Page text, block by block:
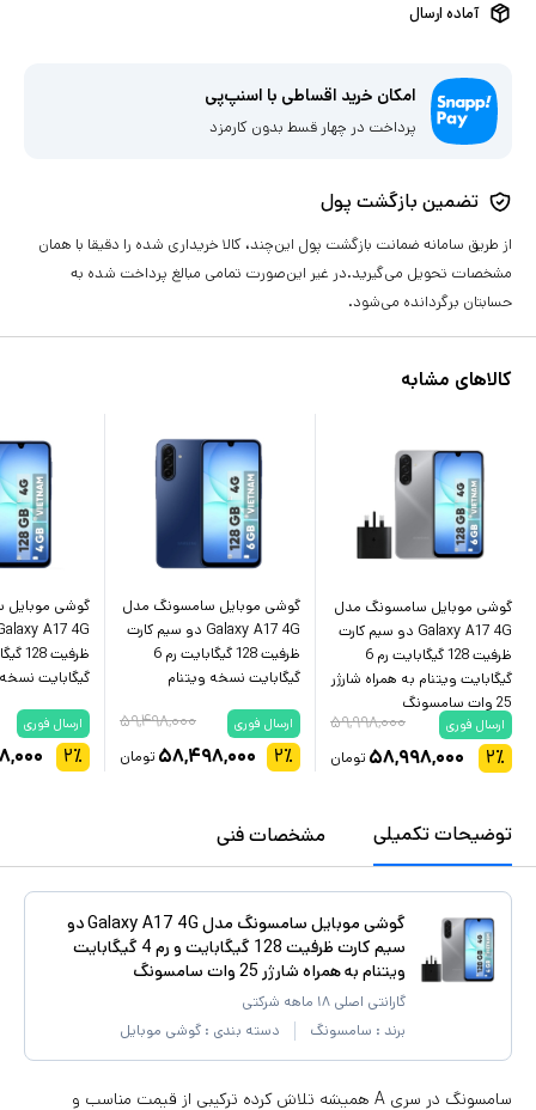
آماده ارسال
امکان خرید اقساطی با اسنپ‌پی
پرداخت در چهار قسط بدون کارمزد
تضمین بازگشت پول
از طریق سامانه ضمانت بازگشت پول این‌چند، کالا خریداری شده را دقیقا با همان
مشخصات تحویل می‌گیرید.در غیر این‌صورت تمامی مبالغ پرداخت شده به
حسابتان برگردانده می‌شود.
کالاهای مشابه
گوشی موبایل سامسونگ مدل
Galaxy A17 4G دو سیم کارت
ظرفیت 128 گیگابایت رم 6
گیگابایت ویتنام به همراه شارژر
25 وات سامسونگ
ارسال فوری
۲٪
۵۹,۹۹۸,۰۰۰
۵۸,۹۹۸,۰۰۰ تومان
گوشی موبایل سامسونگ مدل
Galaxy A17 4G دو سیم کارت
ظرفیت 128 گیگابایت رم 6
گیگابایت نسخه ویتنام
ارسال فوری
۲٪
۵۹,۴۹۸,۰۰۰
۵۸,۴۹۸,۰۰۰ تومان
گوشی
گیگابایت
ارسال فوری
۲٪
توضیحات تکمیلی مشخصات فنی
گوشی موبایل سامسونگ مدل Galaxy A17 4G دو
سیم کارت ظرفیت 128 گیگابایت و رم 4 گیگابایت
ویتنام به همراه شارژر 25 وات سامسونگ
گارانتی اصلی ۱۸ ماهه شرکتی
برند : سامسونگ دسته بندی : گوشی موبایل
سامسونگ در سری A همیشه تلاش کرده ترکیبی از قیمت مناسب و